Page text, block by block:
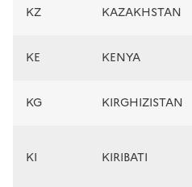
KZ KAZAKHSTAN
KE KENYA
KG KIRGHIZISTAN
KI KIRIBATI